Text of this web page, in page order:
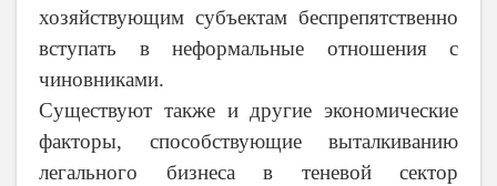
хозяйствующим субъектам беспрепятственно
вступать в неформальные отношения с
чиновниками.
Существуют также и другие экономические
факторы, способствующие выталкиванию
легального бизнеса в теневой сектор